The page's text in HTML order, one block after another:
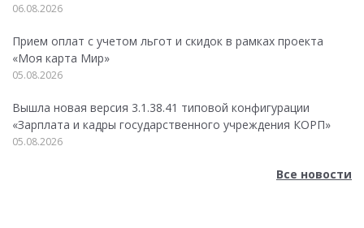
06.08.2026
Прием оплат с учетом льгот и скидок в рамках проекта
«Моя карта Мир»
05.08.2026
Вышла новая версия 3.1.38.41 типовой конфигурации
«Зарплата и кадры государственного учреждения КОРП»
05.08.2026
Все новости